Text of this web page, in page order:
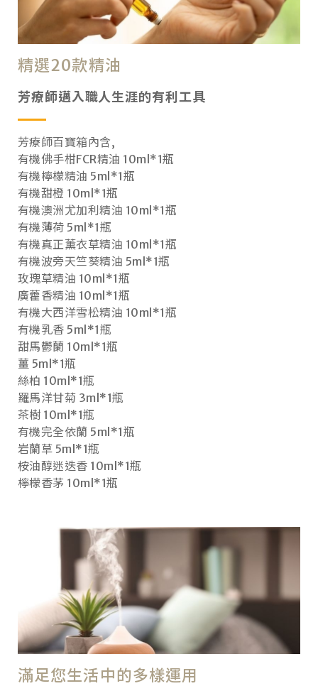
精選20款精油
芳療師邁入職人生涯的有利工具
芳療師百寶箱內含,
有機佛手柑FCR精油 10ml*1瓶
有機檸檬精油 5ml*1瓶
有機甜橙 10ml*1瓶
有機澳洲尤加利精油 10ml*1瓶
有機薄荷 5ml*1瓶
有機真正薰衣草精油 10ml*1瓶
有機波旁天竺葵精油 5ml*1瓶
玫瑰草精油 10ml*1瓶
廣藿香精油 10ml*1瓶
有機大西洋雪松精油 10ml*1瓶
有機乳香 5ml*1瓶
甜馬鬱蘭 10ml*1瓶
薑 5ml*1瓶
絲柏 10ml*1瓶
羅馬洋甘菊 3ml*1瓶
茶樹 10ml*1瓶
有機完全依蘭 5ml*1瓶
岩蘭草 5ml*1瓶
桉油醇迷迭香 10ml*1瓶
檸檬香茅 10ml*1瓶
滿足您生活中的多樣運用